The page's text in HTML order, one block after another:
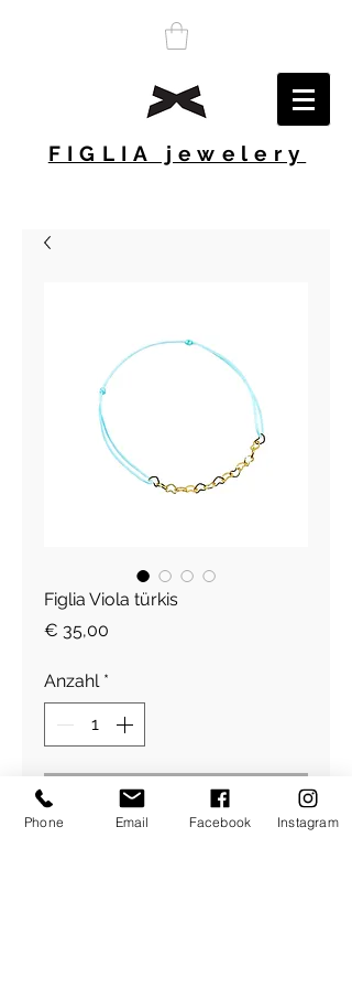
FIGLIA jewelery
Figlia Viola türkis
€ 35,00
Anzahl *
In den Warenkorb
Phone Email Facebook Instagram